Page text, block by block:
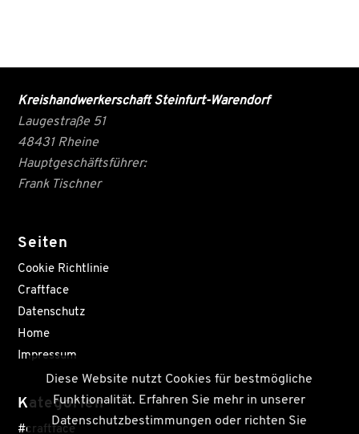
Kreishandwerkerschaft Steinfurt-Warendorf
Laugestraße 51
48431 Rheine
Hauptgeschäftsführer:
Frank Tischner
Seiten
Cookie Richtlinie
Craftface
Datenschutz
Home
Impressum
Kategorien
#craftface
Diese Website nutzt Cookies für bestmögliche
Funktionalität. Erfahren Sie mehr in unserer
Datenschutzbestimmungen oder richten Sie